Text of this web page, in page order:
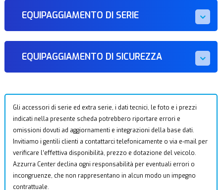
EQUIPAGGIAMENTO DI SERIE
EQUIPAGGIAMENTO DI SICUREZZA
Gli accessori di serie ed extra serie, i dati tecnici, le foto e i prezzi
indicati nella presente scheda potrebbero riportare errori e
omissioni dovuti ad aggiornamenti e integrazioni della base dati.
Invitiamo i gentili clienti a contattarci telefonicamente o via e-mail per
verificare l’effettiva disponibilità, prezzo e dotazione del veicolo.
Azzurra Center declina ogni responsabilità per eventuali errori o
incongruenze, che non rappresentano in alcun modo un impegno
contrattuale.